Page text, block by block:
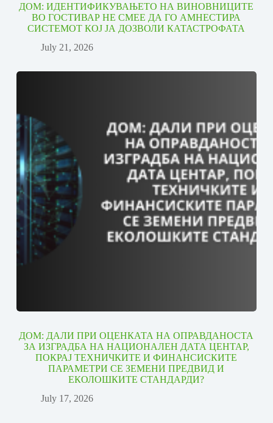
ДОМ: ИДЕНТИФИКУВАЊЕТО НА ВИНОВНИЦИТЕ
ВО ГОСТИВАР НЕ СМЕЕ ДА ГО АМНЕСТИРА
СИСТЕМОТ КОЈ ЈА ДОЗВОЛИ КАТАСТРОФАТА
July 21, 2026
ДОМ: ДАЛИ ПРИ ОЦЕНКАТА НА ОПРАВДАНОСТА
ЗА ИЗГРАДБА НА НАЦИОНАЛЕН ДАТА ЦЕНТАР,
ПОКРАЈ ТЕХНИЧКИТЕ И ФИНАНСИСКИТЕ
ПАРАМЕТРИ СЕ ЗЕМЕНИ ПРЕДВИД И
ЕКОЛОШКИТЕ СТАНДАРДИ?
July 17, 2026